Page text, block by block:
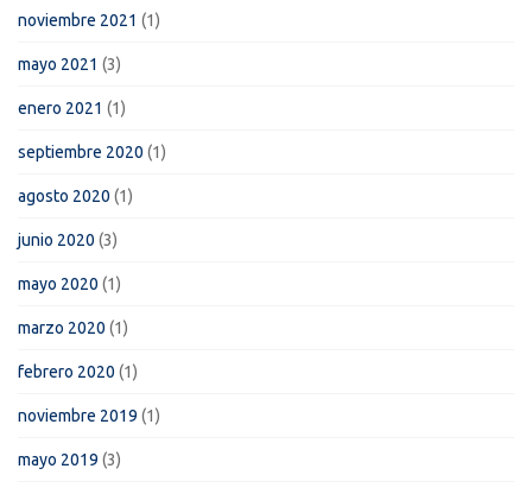
noviembre 2021 (1)
mayo 2021 (3)
enero 2021 (1)
septiembre 2020 (1)
agosto 2020 (1)
junio 2020 (3)
mayo 2020 (1)
marzo 2020 (1)
febrero 2020 (1)
noviembre 2019 (1)
mayo 2019 (3)